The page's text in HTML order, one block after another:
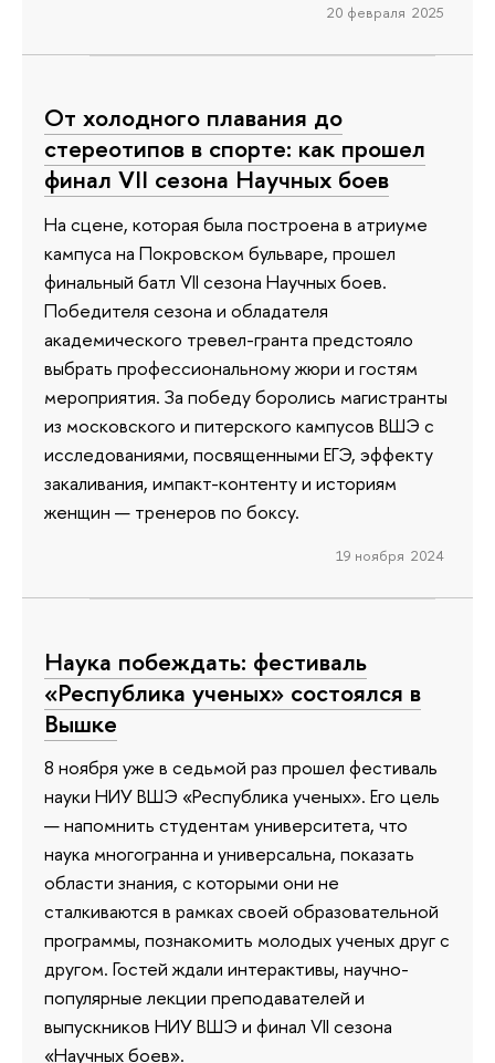
20 февраля 2025
От холодного плавания до
стереотипов в спорте: как прошел
финал VII сезона Научных боев
На сцене, которая была построена в атриуме
кампуса на Покровском бульваре, прошел
финальный батл VII сезона Научных боев.
Победителя сезона и обладателя
академического тревел-гранта предстояло
выбрать профессиональному жюри и гостям
мероприятия. За победу боролись магистранты
из московского и питерского кампусов ВШЭ с
исследованиями, посвященными ЕГЭ, эффекту
закаливания, импакт-контенту и историям
женщин — тренеров по боксу.
19 ноября 2024
Наука побеждать: фестиваль
«Республика ученых» состоялся в
Вышке
8 ноября уже в седьмой раз прошел фестиваль
науки НИУ ВШЭ «Республика ученых». Его цель
— напомнить студентам университета, что
наука многогранна и универсальна, показать
области знания, с которыми они не
сталкиваются в рамках своей образовательной
программы, познакомить молодых ученых друг с
другом. Гостей ждали интерактивы, научно-
популярные лекции преподавателей и
выпускников НИУ ВШЭ и финал VII сезона
«Научных боев».